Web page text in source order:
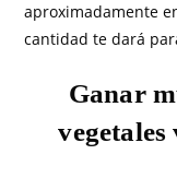
aproximadamente
cantidad te dará
Ganar